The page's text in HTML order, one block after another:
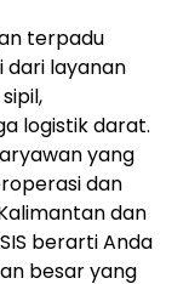
terpadu
dari layanan
logistik darat.
yang
dan
dan
berarti Anda
besar yang